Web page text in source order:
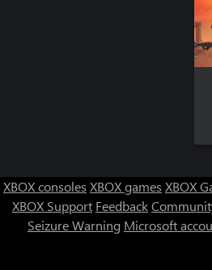
XBOX consoles XBOX games XBOX
XBOX Support Feedback
Seizure Warning Microsoft